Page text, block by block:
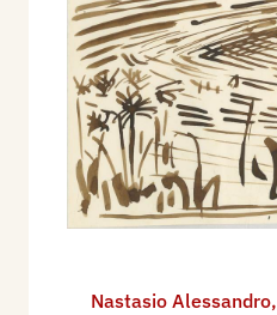
Nastasio Alessandro,